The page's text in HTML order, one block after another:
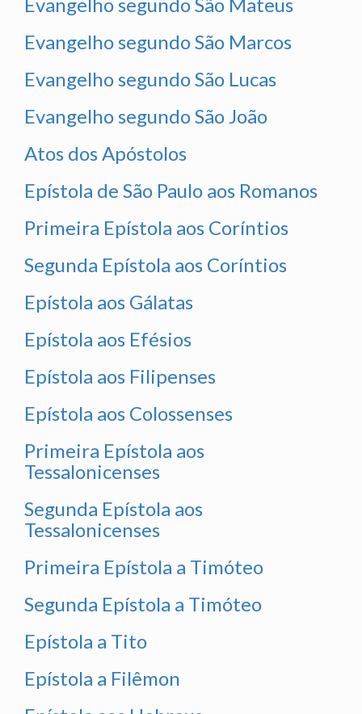
Evangelho segundo São Marcos
Evangelho segundo São Lucas
Evangelho segundo São João
Atos dos Apóstolos
Epístola de São Paulo aos Romanos
Primeira Epístola aos Coríntios
Segunda Epístola aos Coríntios
Epístola aos Gálatas
Epístola aos Efésios
Epístola aos Filipenses
Epístola aos Colossenses
Primeira Epístola aos
Tessalonicenses
Segunda Epístola aos
Tessalonicenses
Primeira Epístola a Timóteo
Segunda Epístola a Timóteo
Epístola a Tito
Epístola a Filêmon